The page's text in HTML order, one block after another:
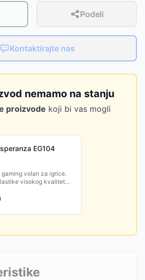
Podeli
Kontaktirajte nas
nemamo na stanju
proizvode koji bi vas mogli
EG104
volan za igrice.
visokog kvaliteta.